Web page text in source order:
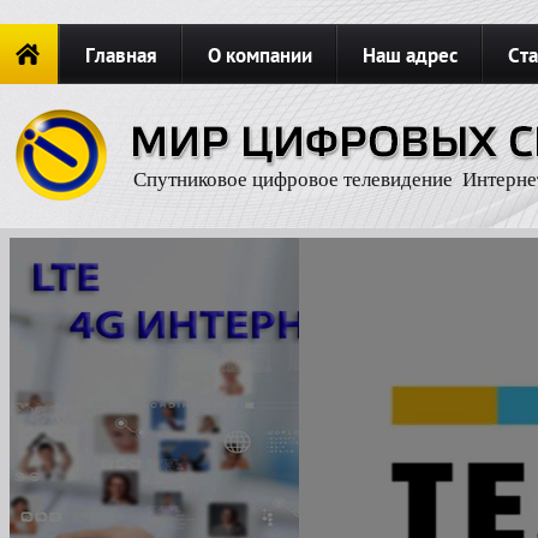
Главная О компании Наш адрес
Новости Карта сайта
Спутниковое цифровое телевидение